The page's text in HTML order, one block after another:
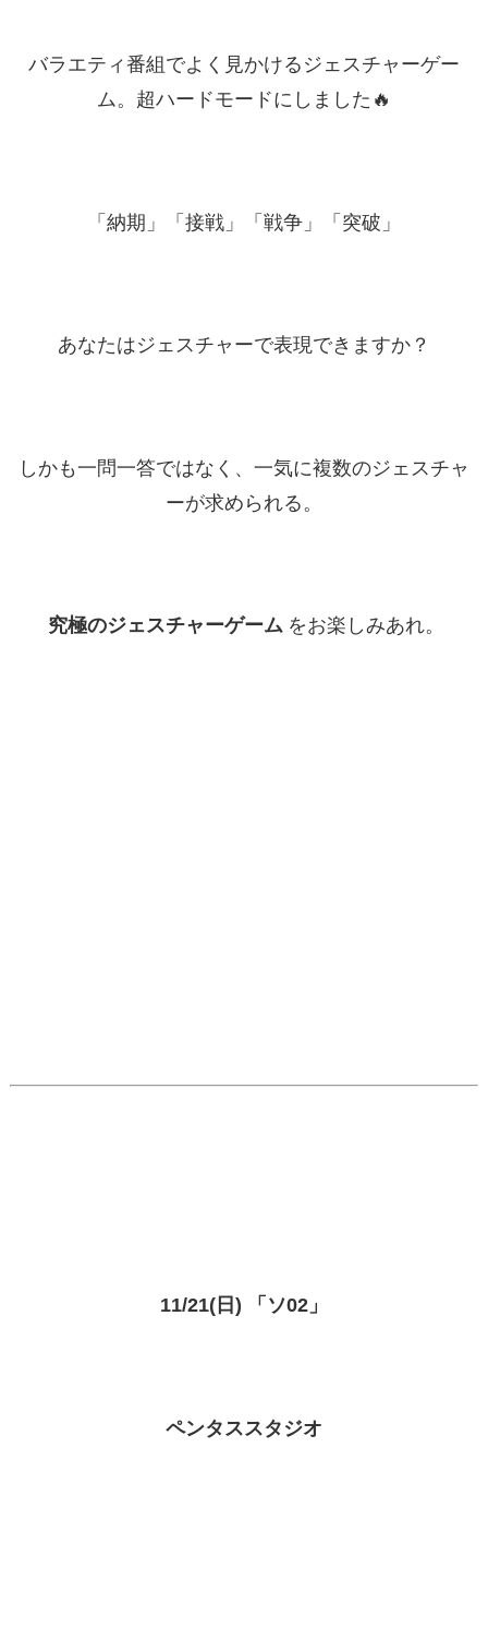
バラエティ番組でよく見かけるジェスチャーゲー
ム。超ハードモードにしました🔥
「納期」「接戦」「戦争」「突破」
あなたはジェスチャーで表現できますか？
しかも一問一答ではなく、一気に複数のジェスチャ
ーが求められる。
究極のジェスチャーゲーム をお楽しみあれ。
11/21(日) 「ソ02」
ペンタススタジオ